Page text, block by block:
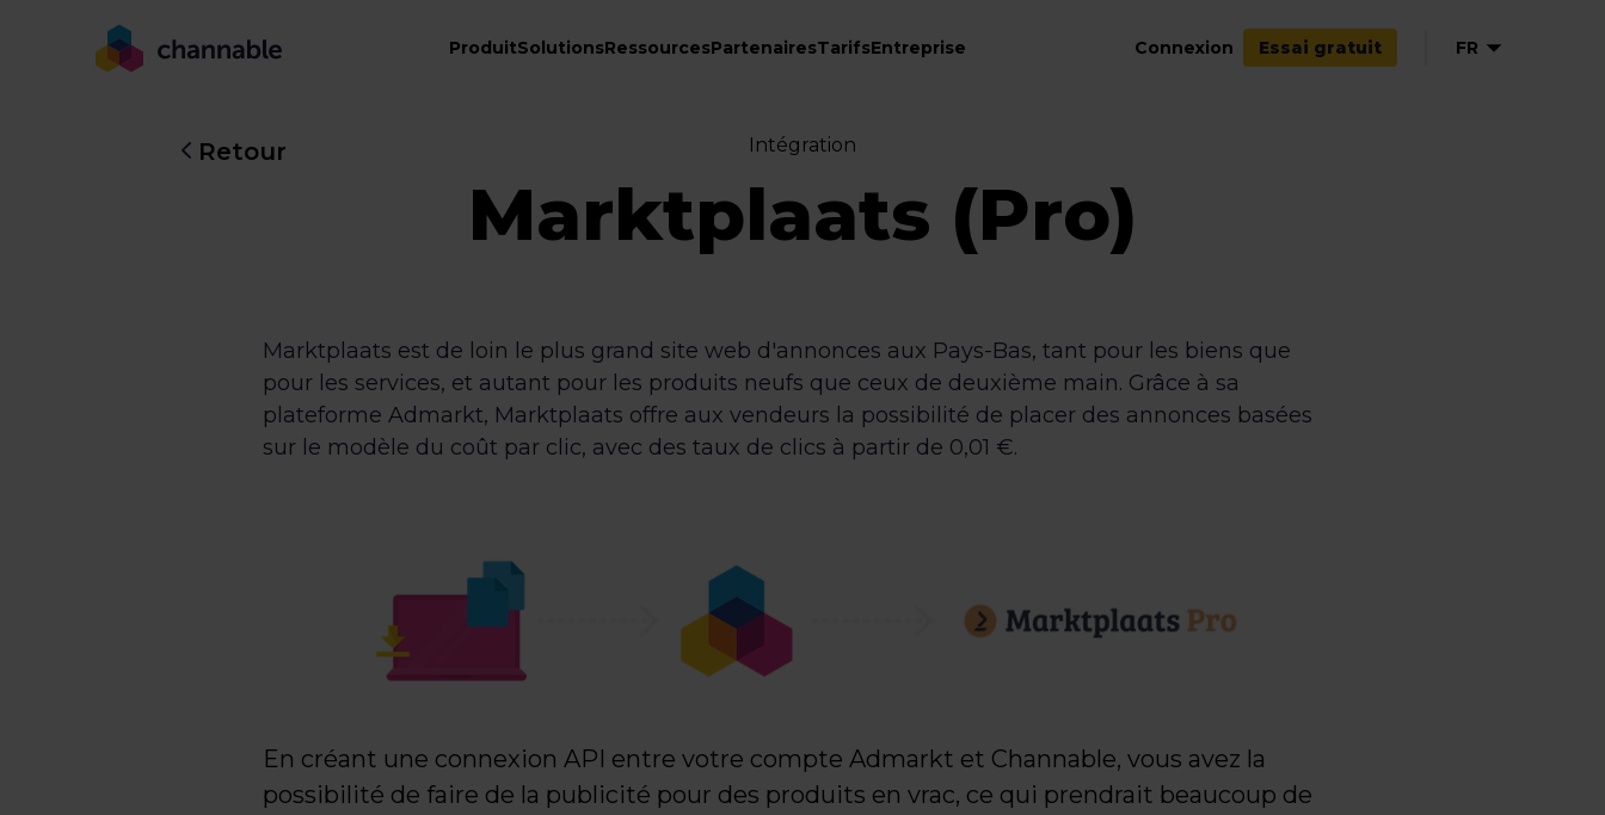
ProduitSolutionsRessourcesPartenairesTarifsEntreprise Connexion Essai gratuit FR
Retour Intégration
Marktplaats (Pro)
Marktplaats est de loin le plus grand site web d'annonces aux Pays-Bas, tant pour les biens que
pour les services, et autant pour les produits neufs que ceux de deuxième main. Grâce à sa
plateforme Admarkt, Marktplaats offre aux vendeurs la possibilité de placer des annonces basées
sur le modèle du coût par clic, avec des taux de clics à partir de 0,01 €.
En créant une connexion API entre votre compte Admarkt et Channable, vous avez la
possibilité de faire de la publicité pour des produits en vrac, ce qui prendrait beaucoup de